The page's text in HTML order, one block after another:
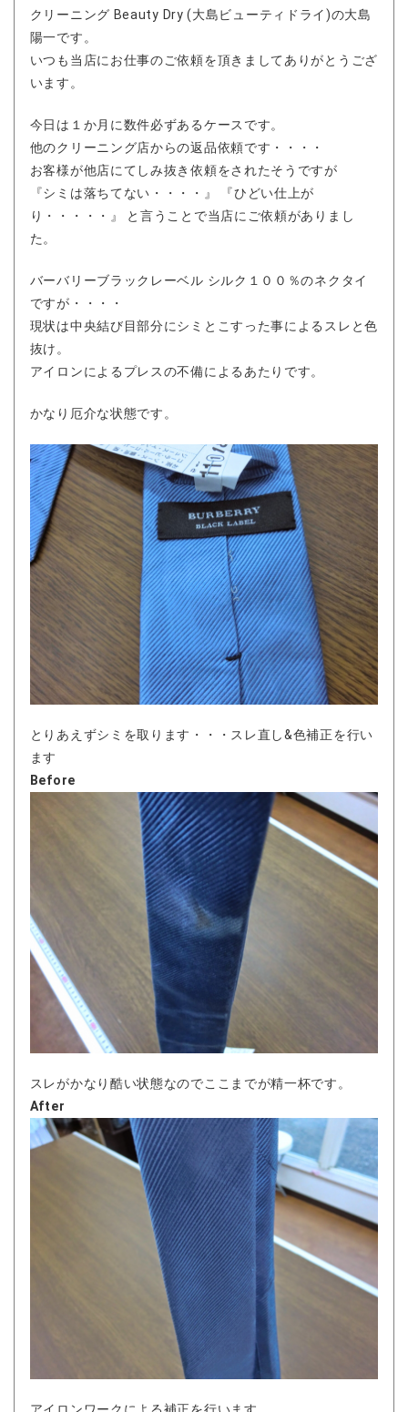
クリーニング Beauty Dry (大島ビューティドライ)の大島
陽一です。
いつも当店にお仕事のご依頼を頂きましてありがとうござ
います。
今日は１か月に数件必ずあるケースです。
他のクリーニング店からの返品依頼です・・・・
お客様が他店にてしみ抜き依頼をされたそうですが
『シミは落ちてない・・・・』 『ひどい仕上が
り・・・・・』 と言うことで当店にご依頼がありまし
た。
バーバリーブラックレーベル シルク１００％のネクタイ
ですが・・・・
現状は中央結び目部分にシミとこすった事によるスレと色
抜け。
アイロンによるプレスの不備によるあたりです。
かなり厄介な状態です。
とりあえずシミを取ります・・・スレ直し&色補正を行い
ます
Before
スレがかなり酷い状態なのでここまでが精一杯です。
After